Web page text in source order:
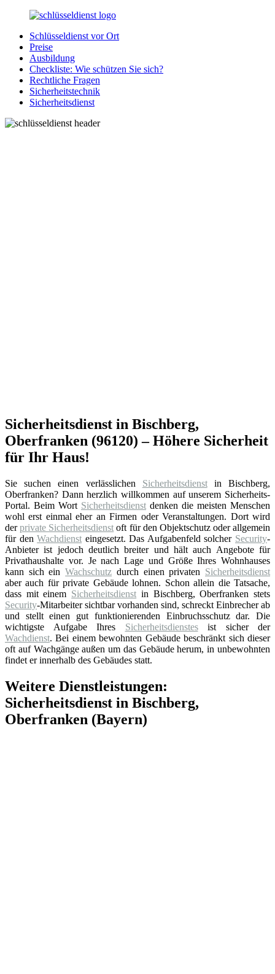
Zurück
Inhalt
SchluesseldienstDirekt.de
Ihre
Notlage
wird
gelöst!
Schlüsseldienst vor Ort
Preise
Ausbildung
Checkliste: Wie schützen Sie sich?
Rechtliche Fragen
Sicherheitstechnik
Sicherheitsdienst
Sicherheitsdienst in Bischberg,
Oberfranken (96120) – Höhere Sicherheit
für Ihr Haus!
Sie suchen einen verlässlichen Sicherheitsdienstin Bischberg,
Oberfranken? Dann herzlich willkommen auf unserem Sicherheits-
Portal. Beim Wort Sicherheitsdienst denken die meisten Menschen
wohl erst einmal eher an Firmen oder Veranstaltungen. Dort wird
derprivate Sicherheitsdienst oft für den Objektschutz oder allgemein
für denWachdienst eingesetzt. Das Aufgabenfeld solcher Security-
Anbieter ist jedoch deutlich breiter und hält auch Angebote für
Privathaushalte vor. Je nach Lage und Größe Ihres Wohnhauses
kann sich einWachschutz durch einen privaten Sicherheitsdienst
aber auch für private Gebäude lohnen. Schon allein die Tatsache,
dass mit einem Sicherheitsdienst in Bischberg, Oberfranken stets
Security-Mitarbeiter sichtbar vorhanden sind, schreckt Einbrecher ab
und stellt einen gut funktionierenden Einbruchsschutz dar. Die
wichtigste Aufgabe Ihres Sicherheitsdienstesist sicher der
Wachdienst. Bei einem bewohnten Gebäude beschränkt sich dieser
oft auf Wachgänge außen um das Gebäude herum, in unbewohnten
findet er innerhalb des Gebäudes statt.
Weitere Dienstleistungen:
Sicherheitsdienst in Bischberg,
Oberfranken (Bayern)